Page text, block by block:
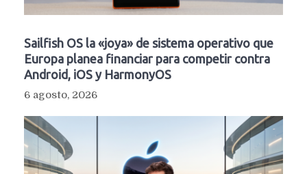
Sailfish OS la «joya» de sistema operativo que
Europa planea financiar para competir contra
Android, iOS y HarmonyOS
6 agosto, 2026